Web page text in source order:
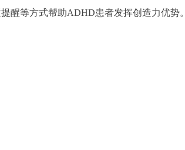
醒等方式帮助ADHD患者发挥创造力优势。